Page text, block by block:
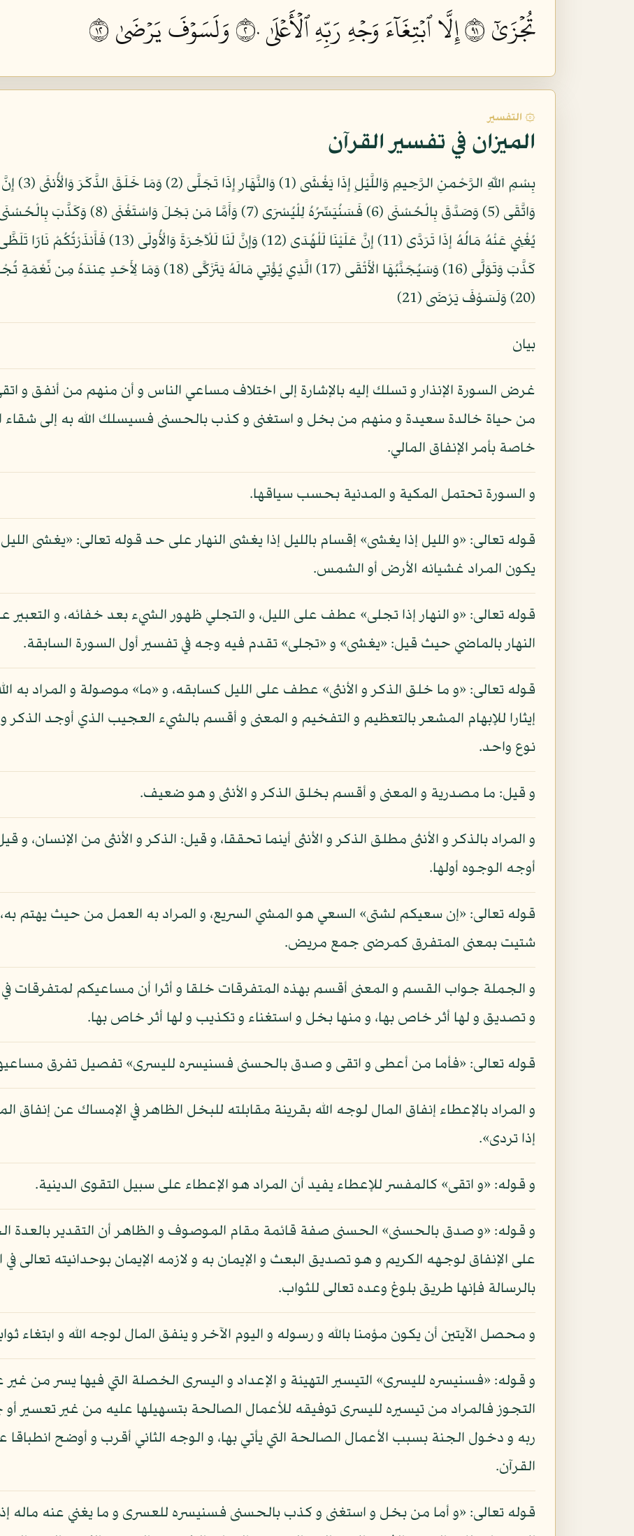
تُجۡزَىٰٓ ١٩
إِلَّا ٱبۡتِغَآءَ وَجۡهِ رَبِّهِ ٱلۡأَعۡلَىٰ ٢٠ وَلَسَوۡفَ يَرۡضَىٰ ٢١
۞ التفسير
الميزان في تفسير القرآن
(20) وَلَسَوْفَ يَرْضَى (21)
بيان
غرض السورة الإنذار و تسلك إليه بالإشارة إلى اختلاف مساعي الناس و أن منهم من أنفق و
من حياة خالدة سعيدة و منهم من بخل و استغنى و كذب بالحسنى فسيسلك الله به إلى شقاء
خاصة بأمر الإنفاق المالي.
و السورة تحتمل المكية و المدنية بحسب سياقها.
يكون المراد غشيانه الأرض أو الشمس.
قوله تعالى: «و النهار إذا تجلى» عطف على الليل، و التجلي ظهور الشيء بعد خفائه، و
النهار بالماضي حيث قيل: «يغشى» و «تجلى» تقدم فيه وجه في تفسير أول السورة السابقة.
قوله تعالى: «و ما خلق الذكر و الأنثى» عطف على الليل كسابقه، و «ما» موصولة و المراد به
إيثارا للإبهام المشعر بالتعظيم و التفخيم و المعنى و أقسم بالشيء العجيب الذي أوجد الذكر
نوع واحد.
و قيل: ما مصدرية و المعنى و أقسم بخلق الذكر و الأنثى و هو ضعيف.
و المراد بالذكر و الأنثى مطلق الذكر و الأنثى أينما تحققا، و قيل: الذكر و الأنثى من الإنسان، و
أوجه الوجوه أولها.
قوله تعالى: «إن سعيكم لشتى» السعي هو المشي السريع، و المراد به العمل من حيث يهتم
شتيت بمعنى المتفرق كمرضى جمع مريض.
و الجملة جواب القسم و المعنى أقسم بهذه المتفرقات خلقا و أثرا أن مساعيكم لمتفرقات في
و تصديق و لها أثر خاص بها، و منها بخل و استغناء و تكذيب و لها أثر خاص بها.
قوله تعالى: «فأما من أعطى و اتقى و صدق بالحسنى فسنيسره لليسرى» تفصيل تفرق
و المراد بالإعطاء إنفاق المال لوجه الله بقرينة مقابلته للبخل الظاهر في الإمساك عن إنفاق
إذا تردى».
و قوله: «و اتقى» كالمفسر للإعطاء يفيد أن المراد هو الإعطاء على سبيل التقوى الدينية.
و قوله: «و صدق بالحسنى» الحسنى صفة قائمة مقام الموصوف و الظاهر أن التقدير بالعدة
على الإنفاق لوجهه الكريم و هو تصديق البعث و الإيمان به و لازمه الإيمان بوحدانيته تعالى في
بالرسالة فإنها طريق بلوغ وعده تعالى للثواب.
و محصل الآيتين أن يكون مؤمنا بالله و رسوله و اليوم الآخر و ينفق المال لوجه الله و ابتغاء
و قوله: «فسنيسره لليسرى» التيسير التهيئة و الإعداد و اليسرى الخصلة التي فيها يسر من
التجوز فالمراد من تيسيره لليسرى توفيقه للأعمال الصالحة بتسهيلها عليه من غير تعسير
ربه و دخول الجنة بسبب الأعمال الصالحة التي يأتي بها، و الوجه الثاني أقرب و أوضح
القرآن.
قوله تعالى: «و أما من بخل و استغنى و كذب بالحسنى فسنيسره للعسرى و ما يغني عنه ماله